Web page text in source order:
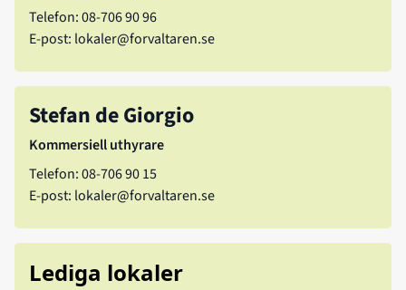
Lediga lokaler
Telefon:08-706 90 96
E-post: lokaler@forvaltaren.se
Stefan de Giorgio
Kommersiell uthyrare
Telefon:08-706 90 15
E-post: lokaler@forvaltaren.se